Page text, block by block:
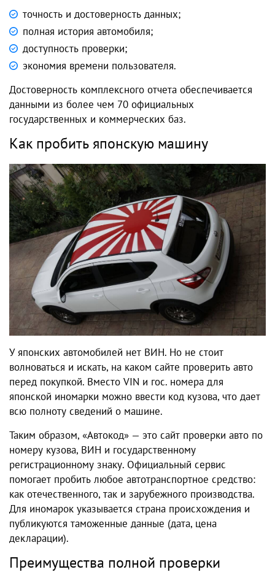
точность и достоверность данных;
полная история автомобиля;
доступность проверки;
экономия времени пользователя.
Достоверность комплексного отчета обеспечивается
данными из более чем 70 официальных
государственных и коммерческих баз.
Как пробить японскую машину
У японских автомобилей нет ВИН. Но не стоит
волноваться и искать, на каком сайте проверить авто
перед покупкой. Вместо VIN и гос. номера для
японской иномарки можно ввести код кузова, что дает
всю полноту сведений о машине.
Таким образом, «Автокод» — это сайт проверки авто по
номеру кузова, ВИН и государственному
регистрационному знаку. Официальный сервис
помогает пробить любое автотранспортное средство:
как отечественного, так и зарубежного производства.
Для иномарок указывается страна происхождения и
публикуются таможенные данные (дата, цена
декларации).
Преимущества полной проверки